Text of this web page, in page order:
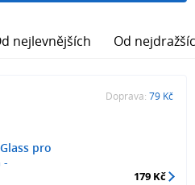
nejlevnějších Od
pro
-
Doprava: 79 Kč
179 Kč